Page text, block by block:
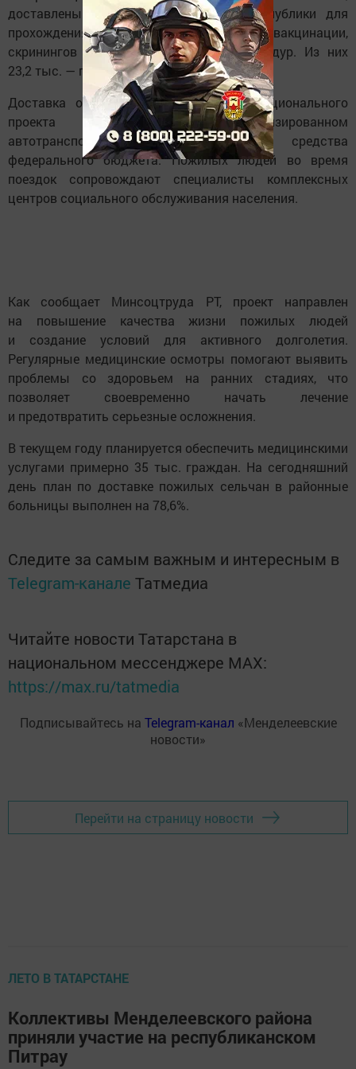
доставлены в районные больницы республики для
прохождения диспансеризации, вакцинации,
скринингов и других медицинских процедур. Из них
23,2 тыс. — прошли диспансеризацию.
Доставка осуществляется в рамках национального
проекта «Семья» на специализированном
автотранспорте, приобретенном на средства
федерального бюджета. Пожилых людей во время
поездок сопровождают специалисты комплексных
центров социального обслуживания населения.
Как сообщает Минсоцтруда РТ, проект направлен
на повышение качества жизни пожилых людей
и создание условий для активного долголетия.
Регулярные медицинские осмотры помогают выявить
проблемы со здоровьем на ранних стадиях, что
позволяет своевременно начать лечение
и предотвратить серьезные осложнения.
В текущем году планируется обеспечить медицинскими
услугами примерно 35 тыс. граждан. На сегодняшний
день план по доставке пожилых сельчан в районные
больницы выполнен на 78,6%.
Следите за самым важным и интересным в
Telegram-канале Татмедиа
Читайте новости Татарстана в
национальном мессенджере MАХ:
https://max.ru/tatmedia
Подписывайтесь на Telegram-канал «Менделеевские
новости»
Перейти на страницу новости
ЛЕТО В ТАТАРСТАНЕ
Коллективы Менделеевского района
приняли участие на республиканском
Питрау